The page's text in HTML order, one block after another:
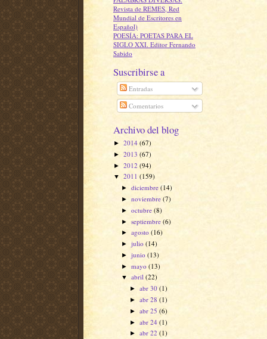
Revista de REMES, Red
Mundial de Escritores en
Español)
POESÍA: POETAS PARA EL
SIGLO XXI. Editor Fernando
Sabido
Suscribirse a
Entradas
Comentarios
Archivo del blog
► 2014 (67)
► 2013 (67)
► 2012 (94)
▼ 2011 (159)
►diciembre(14)
►noviembre(7)
►octubre(8)
►septiembre(6)
►agosto(16)
►julio(14)
►junio(13)
►mayo(13)
▼abril(22)
► abr 30 (1)
► abr 28 (1)
► abr 25 (6)
► abr 24 (1)
► abr 22 (1)